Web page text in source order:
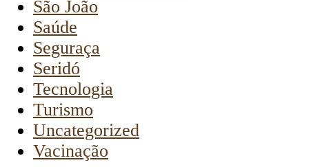
São João
Saúde
Seguraça
Seridó
Tecnologia
Turismo
Uncategorized
Vacinação